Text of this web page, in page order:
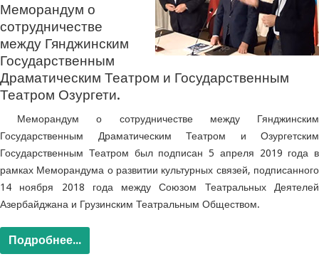
Меморандум о
сотрудничестве
между Гянджинским
Государственным
Драматическим Театром и Государственным
Театром Озургети.
Меморандум о сотрудничестве между Гянджинским
Государственным Драматическим Театром и Озургетским
Государственным Театром был подписан 5 апреля 2019 года в
рамках Меморандума о развитии культурных связей, подписанного
14 ноября 2018 года между Союзом Театральных Деятелей
Азербайджана и Грузинским Театральным Обществом.
Подробнее...